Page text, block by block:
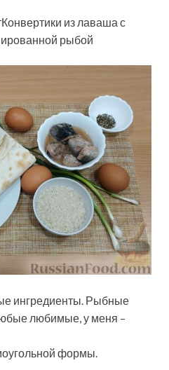
из лаваша с
рыбой
ингредиенты. Рыбные
любимые, у меня –
формы.